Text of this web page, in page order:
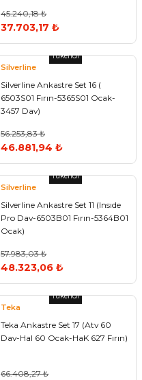
45.240,18 ₺
37.703,17 ₺
Tükendi
Silverline
Silverline Ankastre Set 16 (
6503S01 Fırın-5365S01 Ocak-
3457 Dav)
56.253,83 ₺
46.881,94 ₺
Tükendi
Silverline
Silverline Ankastre Set 11 (Insıde
Pro Dav-6503B01 Fırın-5364B01
Ocak)
57.983,03 ₺
48.323,06 ₺
Tükendi
Teka
Teka Ankastre Set 17 (Atv 60
Dav-Hal 60 Ocak-HaK 627 Fırın)
66.408,27 ₺